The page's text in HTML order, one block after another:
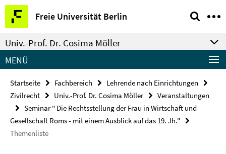
Springe
direkt
zu
Inhalt
Freie Universität Berlin
Service-
Navigation
Univ.-Prof. Dr. Cosima Möller
MENÜ
Startseite Fachbereich
Lehrende nach Einrichtungen
Zivilrecht
Univ.-Prof. Dr. Cosima Möller
Veranstaltungen
Seminar " Die Rechtsstellung der Frau in Wirtschaft und
Gesellschaft Roms - mit einem Ausblick auf das 19. Jh."
Themenliste